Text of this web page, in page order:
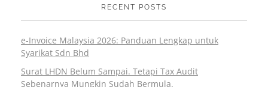
RECENT POSTS
e-Invoice Malaysia 2026: Panduan Lengkap untuk
Syarikat Sdn Bhd
Surat LHDN Belum Sampai. Tetapi Tax Audit
Sebenarnya Mungkin Sudah Bermula.